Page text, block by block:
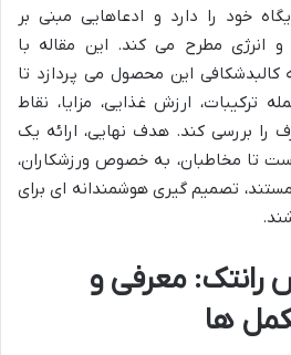
خود را دارد و ادعاهایی مبنی بر
انرژی مطرح می کند. این مقاله با
کالبدشکافی این محصول می پردازد تا
ترکیبات، ارزش غذایی، مزایا، نقاط
بررسی کند. هدف نهایی، ارائه یک
تا مخاطبان، به خصوص ورزشکاران،
مستند، تصمیم گیری هوشمندانه ای برای
رانتک: معرفی و
ها